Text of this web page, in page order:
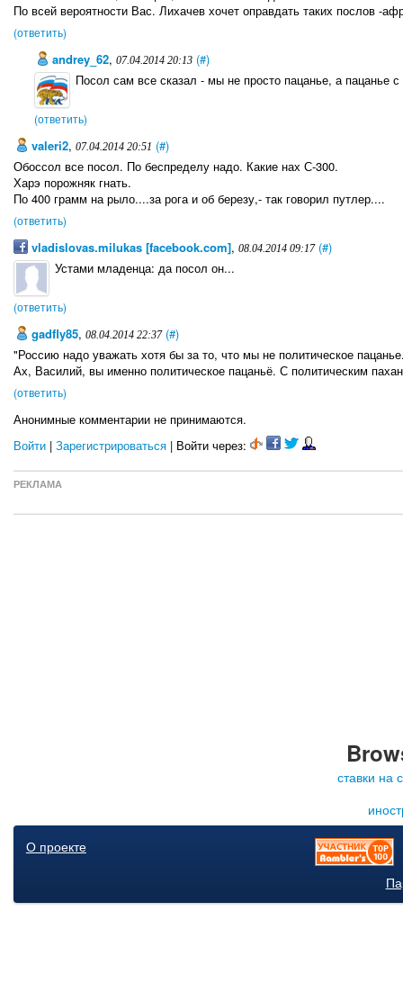
По всей вероятности Вас. Лихачев хочет оправдать таких послов -
(ответить)
andrey_62, 07.04.2014 20:13 (#)
Посол сам все сказал - мы не просто пацанье, а пацанье
(ответить)
valeri2, 07.04.2014 20:51 (#)
Обоссол все посол. По беспределу надо. Какие нах С-300.
Харэ порожняк гнать.
По 400 грамм на рыло....за рога и об березу,- так говорил путлер....
(ответить)
vladislovas.milukas [facebook.com], 08.04.2014 09:17 (#)
Устами младенца: да посол он...
(ответить)
gadfly85, 08.04.2014 22:37 (#)
"Россию надо уважать хотя бы за то, что мы не политическое
Ах, Василий, вы именно политическое пацаньё. С политическим
(ответить)
Анонимные комментарии не принимаются.
Войти | Зарегистрироваться | Войти через:
РЕКЛАМА
ставки на
О проекте